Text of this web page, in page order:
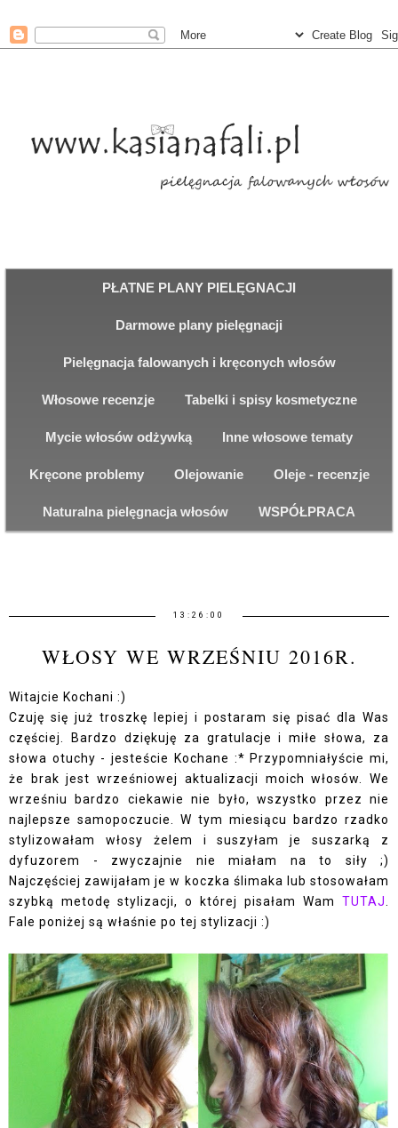
PŁATNE PLANY PIELĘGNACJI
Darmowe plany pielęgnacji
Pielęgnacja falowanych i kręconych włosów
Włosowe recenzje Tabelki i spisy kosmetyczne
Mycie włosów odżywką Inne włosowe tematy
Kręcone problemy Olejowanie Oleje - recenzje
Naturalna pielęgnacja włosów WSPÓŁPRACA
13:26:00
WŁOSY WE WRZEŚNIU 2016R.
Witajcie Kochani :)
Czuję się już troszkę lepiej i postaram się pisać dla Was
częściej. Bardzo dziękuję za gratulacje i miłe słowa, za
słowa otuchy - jesteście Kochane :* Przypomniałyście mi,
że brak jest wrześniowej aktualizacji moich włosów. We
wrześniu bardzo ciekawie nie było, wszystko przez nie
najlepsze samopoczucie. W tym miesiącu bardzo rzadko
stylizowałam włosy żelem i suszyłam je suszarką z
dyfuzorem - zwyczajnie nie miałam na to siły ;)
Najczęściej zawijałam je w koczka ślimaka lub stosowałam
szybką metodę stylizacji, o której pisałam Wam TUTAJ
Fale poniżej są właśnie po tej stylizacji :)